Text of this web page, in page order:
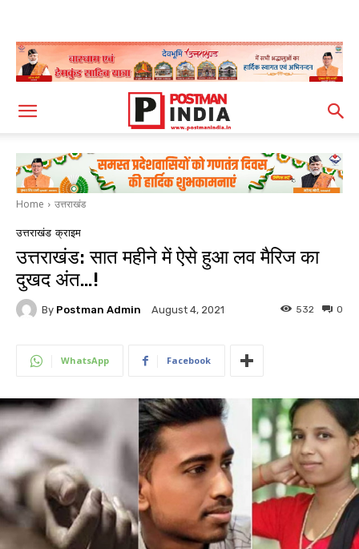
Home उत्तराखंड
उत्तराखंड क्राइम
उत्तराखंड: सात महीने में ऐसे हुआ लव मैरिज का
दुखद अंत…!
By Postman Admin August 4, 2021 0
532
WhatsApp Facebook